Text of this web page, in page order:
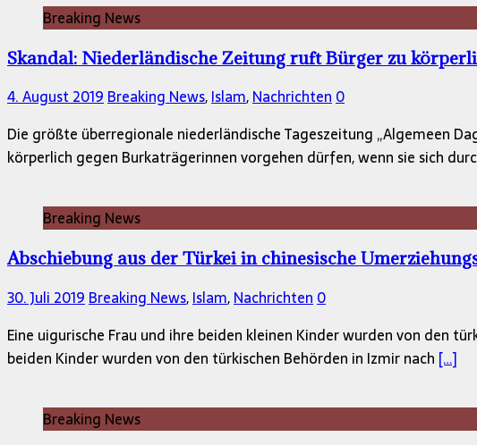
Breaking News
Skandal: Niederländische Zeitung ruft Bürger zu
4. August 2019Breaking News,Islam,Nachrichten0
Die größte überregionale niederländische Tageszeitung „Algemeen
körperlich gegen Burkaträgerinnen vorgehen dürfen, wenn sie sich
Breaking News
Abschiebung aus der Türkei in chinesische
30. Juli 2019 Breaking News,Islam,Nachrichten 0
Eine uigurische Frau und ihre beiden kleinen Kinder wurden von den
beiden Kinder wurden von den türkischen Behörden in Izmir nach […]
Breaking News